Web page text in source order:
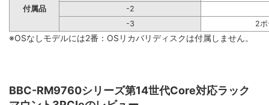
付属品
-2
-3
2
※OSなしモデルには2番：OSリカバリディスクは付属しません。
BBC-RM9760シリーズ第14世代Core対応ラック